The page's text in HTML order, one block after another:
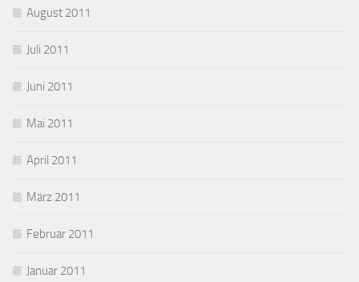
August 2011
Juli 2011
Juni 2011
Mai 2011
April 2011
März 2011
Februar 2011
Januar 2011